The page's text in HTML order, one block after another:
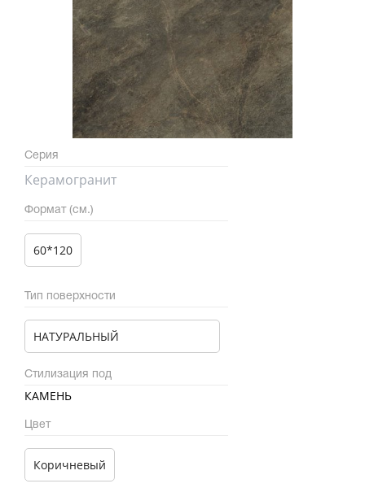
Серия
Керамогранит
Формат (см.)
60*120
Тип поверхности
НАТУРАЛЬНЫЙ
Стилизация под
КАМЕНЬ
Цвет
Коричневый